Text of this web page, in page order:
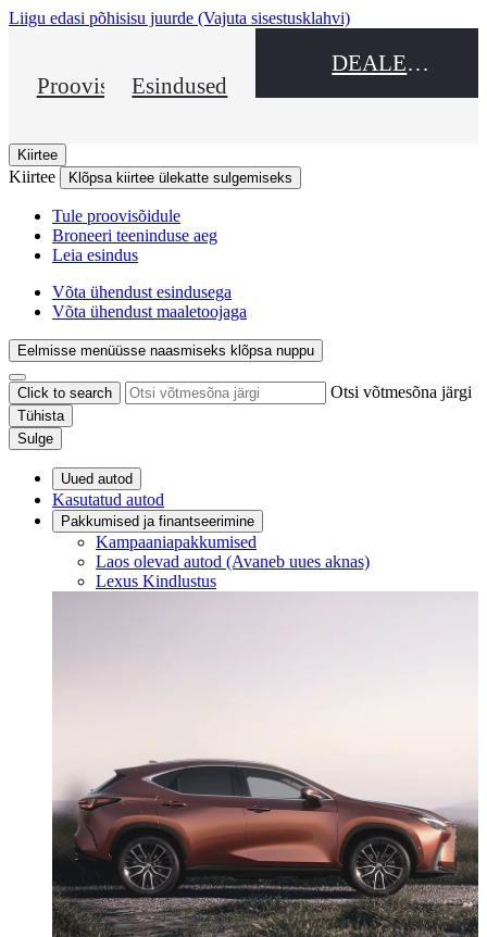
Liigu edasi põhisisu juurde (Vajuta sisestusklahvi)
ProovisõitEsindused
DEALER NAME
Kiirtee
Kiirtee Klõpsa kiirtee ülekatte sulgemiseks
Tule proovisõidule
Broneeri teeninduse aeg
Leia esindus
Võta ühendust esindusega
Võta ühendust maaletoojaga
Eelmisse menüüsse naasmiseks klõpsa nuppu
Click to search Otsi võtmesõna järgi
Tühista
Sulge
Uued autod
Kasutatud autod
Pakkumised ja finantseerimine
Kampaaniapakkumised
Laos olevad autod (Avaneb uues aknas)
Lexus Kindlustus